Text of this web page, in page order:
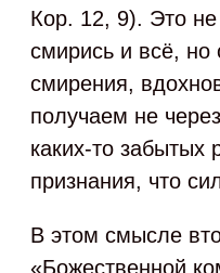
Кор. 12, 9). Это
смирись и всё, но
смирения,
получаем не
каких-то забытых
признания, что
В этом смысле
«Божественной